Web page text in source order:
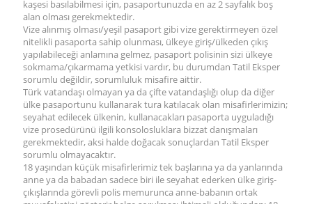
kaşesi basılabilmesi için, pasaportunuzda en az 2 sayfalık boş
alan olması gerekmektedir.
Vize alınmış olması/yeşil pasaport gibi vize gerektirmeyen özel
nitelikli pasaporta sahip olunması, ülkeye giriş/ülkeden çıkış
yapılabileceği anlamına gelmez, pasaport polisinin sizi ülkeye
sokmama/çıkarmama yetkisi vardır, bu durumdan Tatil Eksper
sorumlu değildir, sorumluluk misafire aittir.
Türk vatandaşı olmayan ya da çifte vatandaşlığı olup da diğer
ülke pasaportunu kullanarak tura katılacak olan misafirlerimizin;
seyahat edilecek ülkenin, kullanacakları pasaporta uyguladığı
vize prosedürünü ilgili konsolosluklara bizzat danışmaları
gerekmektedir, aksi halde doğacak sonuçlardan Tatil Eksper
sorumlu olmayacaktır.
18 yaşından küçük misafirlerimiz tek başlarına ya da yanlarında
anne ya da babadan sadece biri ile seyahat ederken ülke giriş-
çıkışlarında görevli polis memurunca anne-babanın ortak